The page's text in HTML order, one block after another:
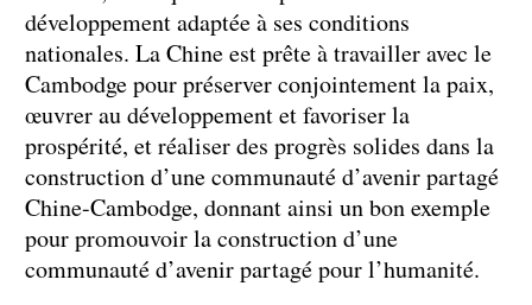
développement adaptée à ses conditions
nationales. La Chine est prête à travailler avec le
Cambodge pour préserver conjointement la paix,
œuvrer au développement et favoriser la
prospérité, et réaliser des progrès solides dans la
construction d’une communauté d’avenir partagé
Chine-Cambodge, donnant ainsi un bon exemple
pour promouvoir la construction d’une
communauté d’avenir partagé pour l’humanité.